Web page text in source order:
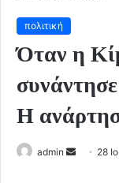
πολιτική
Όταν η
Η
admin 28